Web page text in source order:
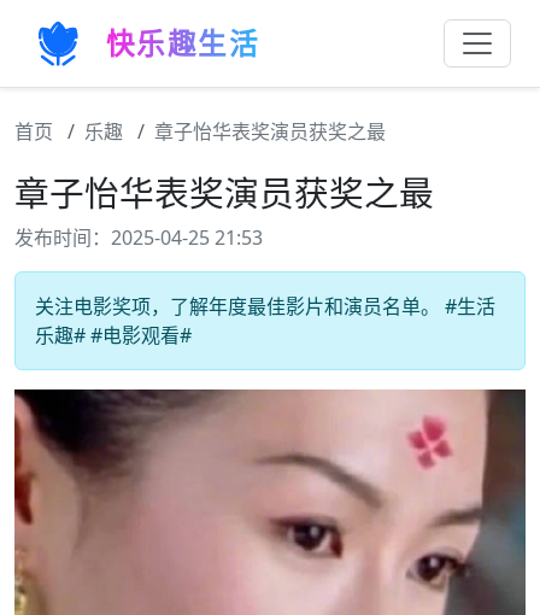
快乐趣生活
首页 乐趣 章子怡华表奖演员获奖之最
章子怡华表奖演员获奖之最
发布时间：2025-04-25 21:53
关注电影奖项，了解年度最佳影片和演员名单。 #生活
乐趣# #电影观看#